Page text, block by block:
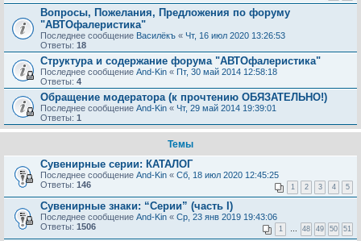
Вопросы, Пожелания, Предложения по форуму
"АВТОфалеристика"
Последнее сообщение Василёкъ « Чт, 16 июл 2020 13:26:53
Ответы: 18
Структура и содержание форума "АВТОфалеристика"
Последнее сообщение And-Kin « Пт, 30 май 2014 12:58:18
Ответы: 4
Обращение модератора (к прочтению ОБЯЗАТЕЛЬНО!)
Последнее сообщение And-Kin « Чт, 29 май 2014 19:39:01
Ответы: 1
Темы
Сувенирные серии: КАТАЛОГ
Последнее сообщение And-Kin « Сб, 18 июл 2020 12:45:25
Ответы: 146 1 2 3 4 5
Сувенирные знаки: “Серии” (часть I)
Последнее сообщение And-Kin « Ср, 23 янв 2019 19:43:06
Ответы: 1506 1 … 48 49 50 51